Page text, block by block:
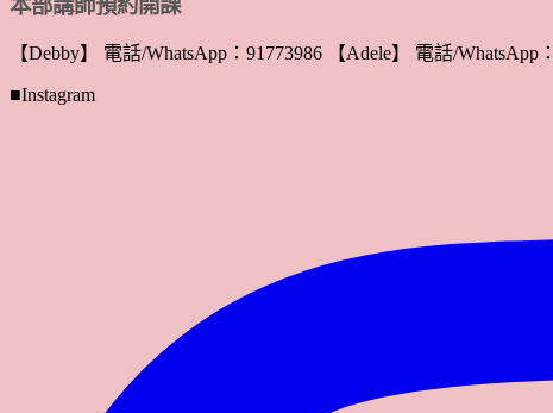
【Debby】 電話/WhatsApp：91773986 【Adele】 電話/
■Instagram